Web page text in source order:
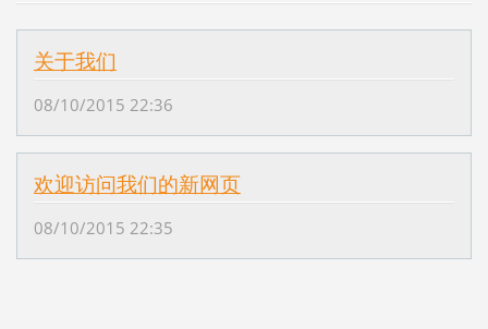
关于我们
08/10/2015 22:36
欢迎访问我们的新网页
08/10/2015 22:35